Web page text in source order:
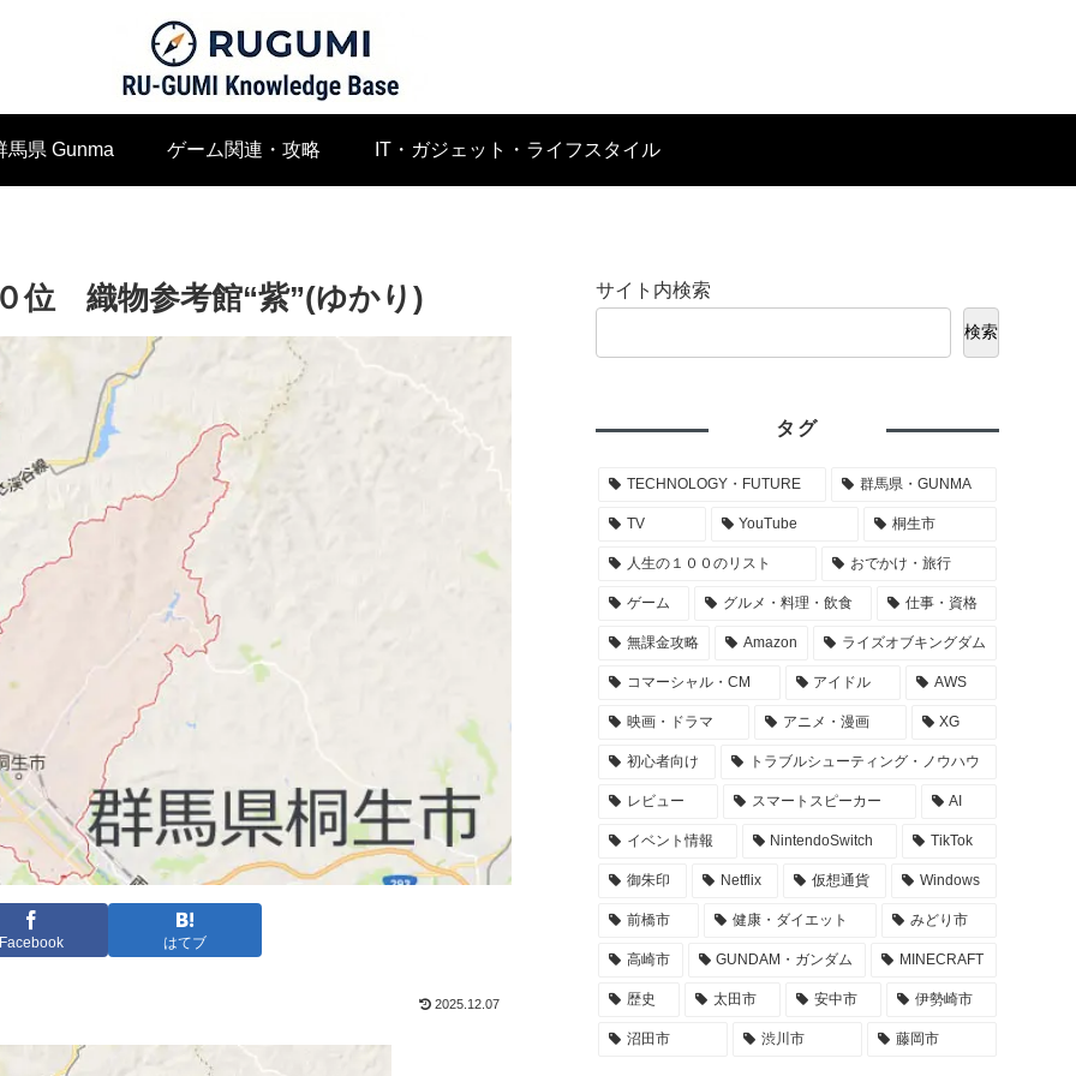
馬県 Gunma ゲーム関連・攻略 IT・ガジェット・ライフスタイル
織物参考館“紫”(ゆかり)
Facebook はてブ
2025.12.07
サイト内検索
検索
タグ
TECHNOLOGY・FUTURE 群馬県・GUNMA
TV YouTube 桐生市
人生の１００のリスト おでかけ・旅行
ゲーム グルメ・料理・飲食 仕事・資格
無課金攻略 Amazon ライズオブキングダム
コマーシャル・CM アイドル AWS
映画・ドラマ アニメ・漫画 XG
初心者向け トラブルシューティング・ノウハウ
レビュー スマートスピーカー AI
イベント情報 NintendoSwitch TikTok
御朱印 Netflix 仮想通貨 Windows
前橋市 健康・ダイエット みどり市
高崎市 GUNDAM・ガンダム MINECRAFT
歴史 太田市 安中市 伊勢崎市
沼田市 渋川市 藤岡市